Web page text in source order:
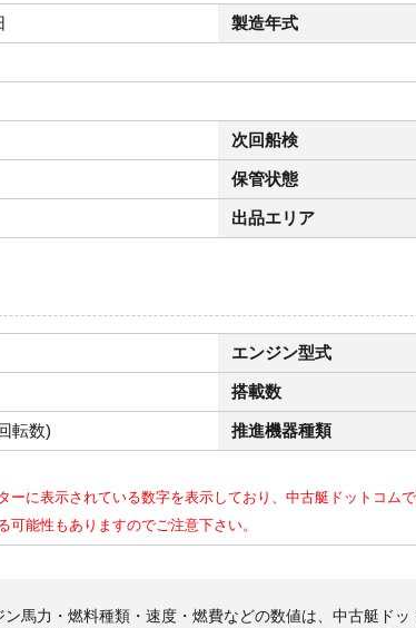
製造年式
次回船検
保管状態
出品エリア
エンジン型式
搭載数
転数) 推進機器種類
ーに表示されている数字を表示しており、中古艇ドットコム
可能性もありますのでご注意下さい。
馬力・燃料種類・速度・燃費などの数値は、中古艇ド